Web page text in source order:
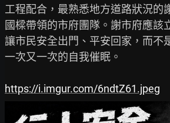
工程配合，最熟悉地方道路狀況的
國樑帶領的市府團隊。謝市府應該
讓市民安全出門、平安回家，而不
一次又一次的自我催眠。
https://i.imgur.com/6ndtZ61.jpeg